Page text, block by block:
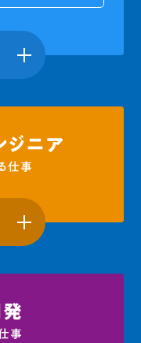
ジニア
仕事
事